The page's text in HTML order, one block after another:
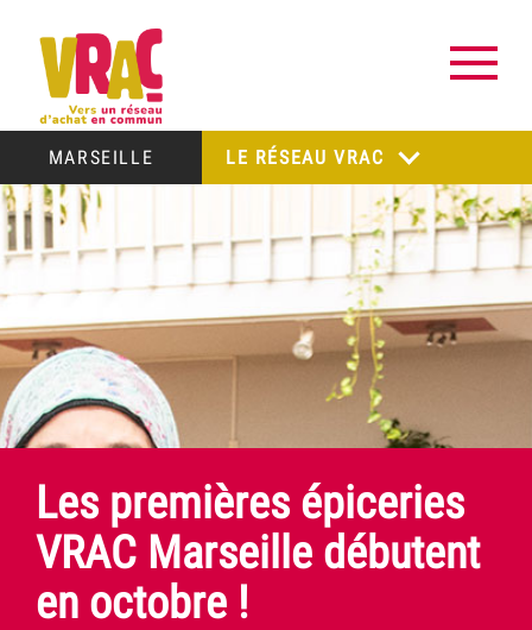
MARSEILLE LE RÉSEAU VRAC
Les premières épiceries
VRAC Marseille débutent
en octobre !